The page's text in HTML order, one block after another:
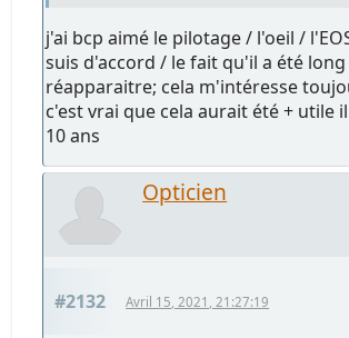
j'ai bcp aimé le pilotage / l'oeil /
suis d'accord / le fait qu'il a été long
réapparaitre; cela m'intéresse
c'est vrai que cela aurait été + utile
10 ans
Opticien
#2132 Avril 15, 2021, 21:27:19